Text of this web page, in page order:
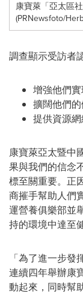
康寶萊「亞太區
(PRNewsfoto/
調查顯示受訪者
增強他們實
擴闊他們的
提供資源網
康寶萊亞太暨中
果與我們的信念
標至關重要。正
商摧手幫助人們
運營養俱樂部並
持的環境中達至
「為了進一步
連續四年舉辦康
動起來，同時幫